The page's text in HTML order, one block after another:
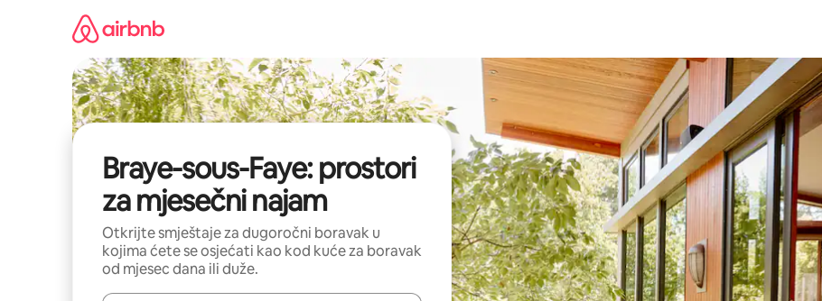
Braye-sous-Faye: prostori
za mjesečni najam
Otkrijte smještaje za dugoročni boravak u
kojima ćete se osjećati kao kod kuće za boravak
od mjesec dana ili duže.